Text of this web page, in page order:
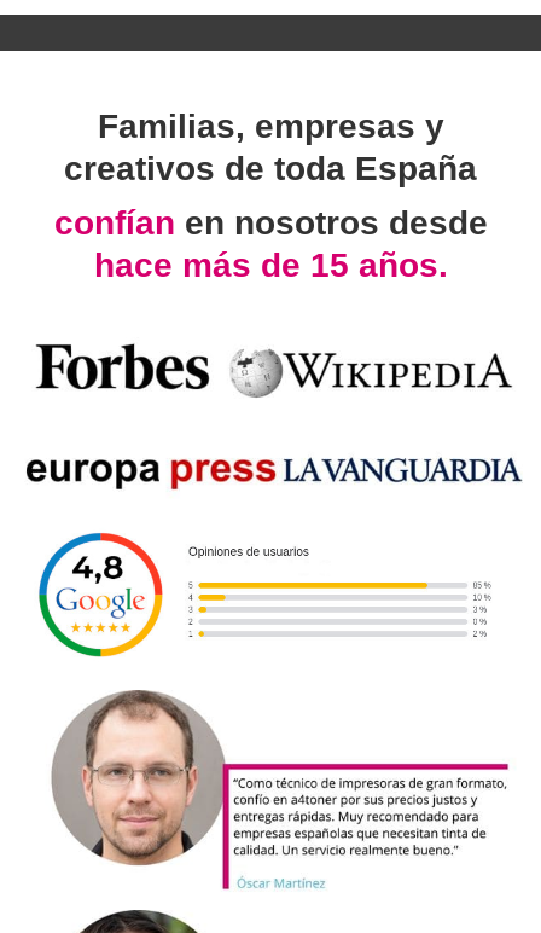
Familias, empresas y
creativos de toda España
confían en nosotros desde
hace más de 15 años.